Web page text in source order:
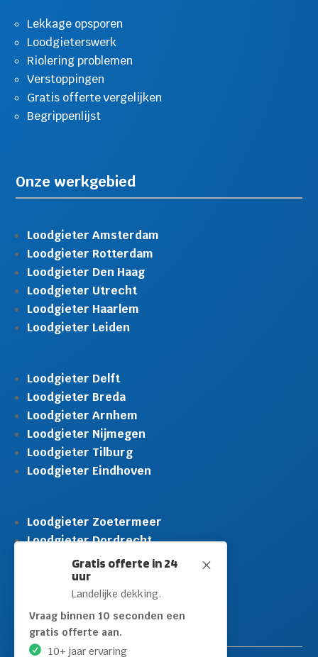
M
Gratis offerte in 24
uur
Landelijke dekking.
Vraag binnen 10 seconden een
gratis offerte aan.
10+ jaar ervaring
Lekkage opsporen
Loodgieterswerk
Riolering problemen
Verstoppingen
Gratis offerte vergelijken
Begrippenlijst
Onze werkgebied
Loodgieter Amsterdam
Loodgieter Rotterdam
Loodgieter Den Haag
Loodgieter Utrecht
Loodgieter Haarlem
Loodgieter Leiden
Loodgieter Delft
Loodgieter Breda
Loodgieter Arnhem
Loodgieter Nijmegen
Loodgieter Tilburg
Loodgieter Eindhoven
Loodgieter Zoetermeer
Loodgieter Dordrecht
Loodgieter Rijswijk
Loodgieter Schiedam
Loodgieter Leidschendam
Loodgieter Hilversum